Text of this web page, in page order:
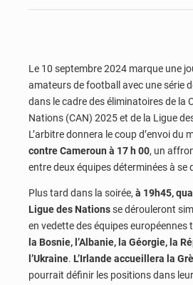
Le 10 septembre 2024 marque une
amateurs de football avec une série
dans le cadre des éliminatoires de la
Nations (CAN) 2025 et de la Ligue
L’arbitre donnera le coup d’envoi du
contre Cameroun à 17 h 00, un
entre deux équipes déterminées à se
Plus tard dans la soirée, à 19h45,
Ligue des Nationsse dérouleront
en vedette des équipes européennes
la Bosnie, l’Albanie, la Géorgie, la
l’Ukraine. L’Irlande accueillera la
pourrait définir les positions dans